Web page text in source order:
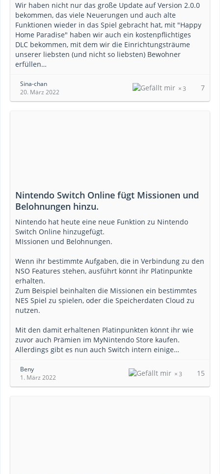
Wir haben nicht nur das große Update auf Version 2.0.0
bekommen, das viele Neuerungen und auch alte
Funktionen wieder in das Spiel gebracht hat, mit "Happy
Home Paradise" haben wir auch ein kostenpflichtiges
DLC bekommen, mit dem wir die Einrichtungsträume
unserer liebsten (und nicht so liebsten) Bewohner
erfüllen…
Sina-chan
20. März 2022
3 7
Nintendo Switch Online fügt Missionen und
Belohnungen hinzu.
Nintendo hat heute eine neue Funktion zu Nintendo
Switch Online hinzugefügt.
MIssionen und Belohnungen.
Wenn ihr bestimmte Aufgaben, die in Verbindung zu den
NSO Features stehen, ausführt könnt ihr Platinpunkte
erhalten.
Zum Beispiel beinhalten die Missionen ein bestimmtes
NES Spiel zu spielen, oder die Speicherdaten Cloud zu
nutzen.
Mit den damit erhaltenen Platinpunkten könnt ihr wie
zuvor auch Prämien im MyNintendo Store kaufen.
Allerdings gibt es nun auch Switch intern einige…
Beny
1. März 2022
3 15